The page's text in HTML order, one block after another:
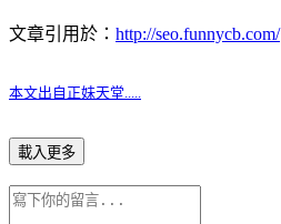
文章引用於： http://seo.funnycb.com/
本文出自正妹天堂.....
載入更多